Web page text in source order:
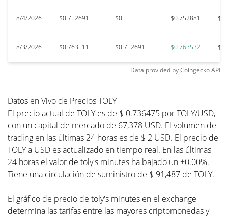
8/4/2026 $0.752691 $0 $0.752881
8/3/2026 $0.763511 $0.752691 $0.763532
Data provided byCoingeckoAPI
Datos en Vivo de Precios TOLY
El precio actual de TOLY es de $ 0.736475 por TOLY/USD,
con un capital de mercado de 67,378 USD. El volumen de
trading en las últimas 24 horas es de $ 2 USD. El precio de
TOLY a USD es actualizado en tiempo real. En las últimas
24 horas el valor de toly's minutes ha bajado un +0.00%.
Tiene una circulación de suministro de $ 91,487 de TOLY.
El gráfico de precio de toly's minutes en el exchange
determina las tarifas entre las mayores criptomonedas y